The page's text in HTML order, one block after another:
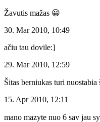
Žavutis mažas 😀
30. Mar 2010, 10:49
ačiu tau dovile:]
29. Mar 2010, 12:59
Šitas berniukas turi nuostabia
15. Apr 2010, 12:11
mano mazyte nuo 6 sav jau